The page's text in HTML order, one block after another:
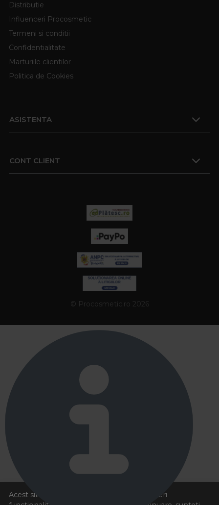
Acest site foloseste cookies pentru a va oferi
Distributie
Influenceri Procosmetic
Termeni si conditii
Confidentialitate
Marturiile clientilor
Politica de Cookies
ASISTENTA
CONT CLIENT
© Procosmetic.ro 2026